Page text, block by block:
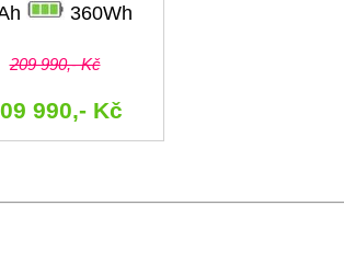
360Wh
209 990,- Kč
990,- Kč